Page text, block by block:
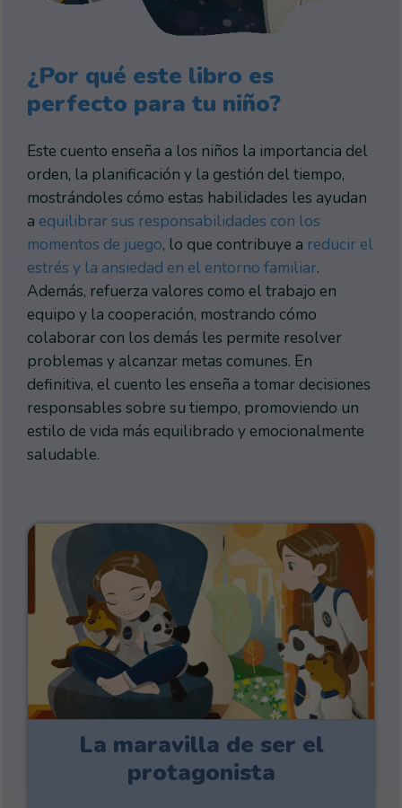
¿Por qué este libro es
perfecto para tu niño?
Este cuento enseña a los niños la importancia del
orden, la planificación y la gestión del tiempo,
mostrándoles cómo estas habilidades les ayudan
a equilibrar sus responsabilidades con los
momentos de juego, lo que contribuye a reducir el
estrés y la ansiedad en el entorno familiar.
Además, refuerza valores como el trabajo en
equipo y la cooperación, mostrando cómo
colaborar con los demás les permite resolver
problemas y alcanzar metas comunes. En
definitiva, el cuento les enseña a tomar decisiones
responsables sobre su tiempo, promoviendo un
estilo de vida más equilibrado y emocionalmente
saludable.
La maravilla de ser el
protagonista